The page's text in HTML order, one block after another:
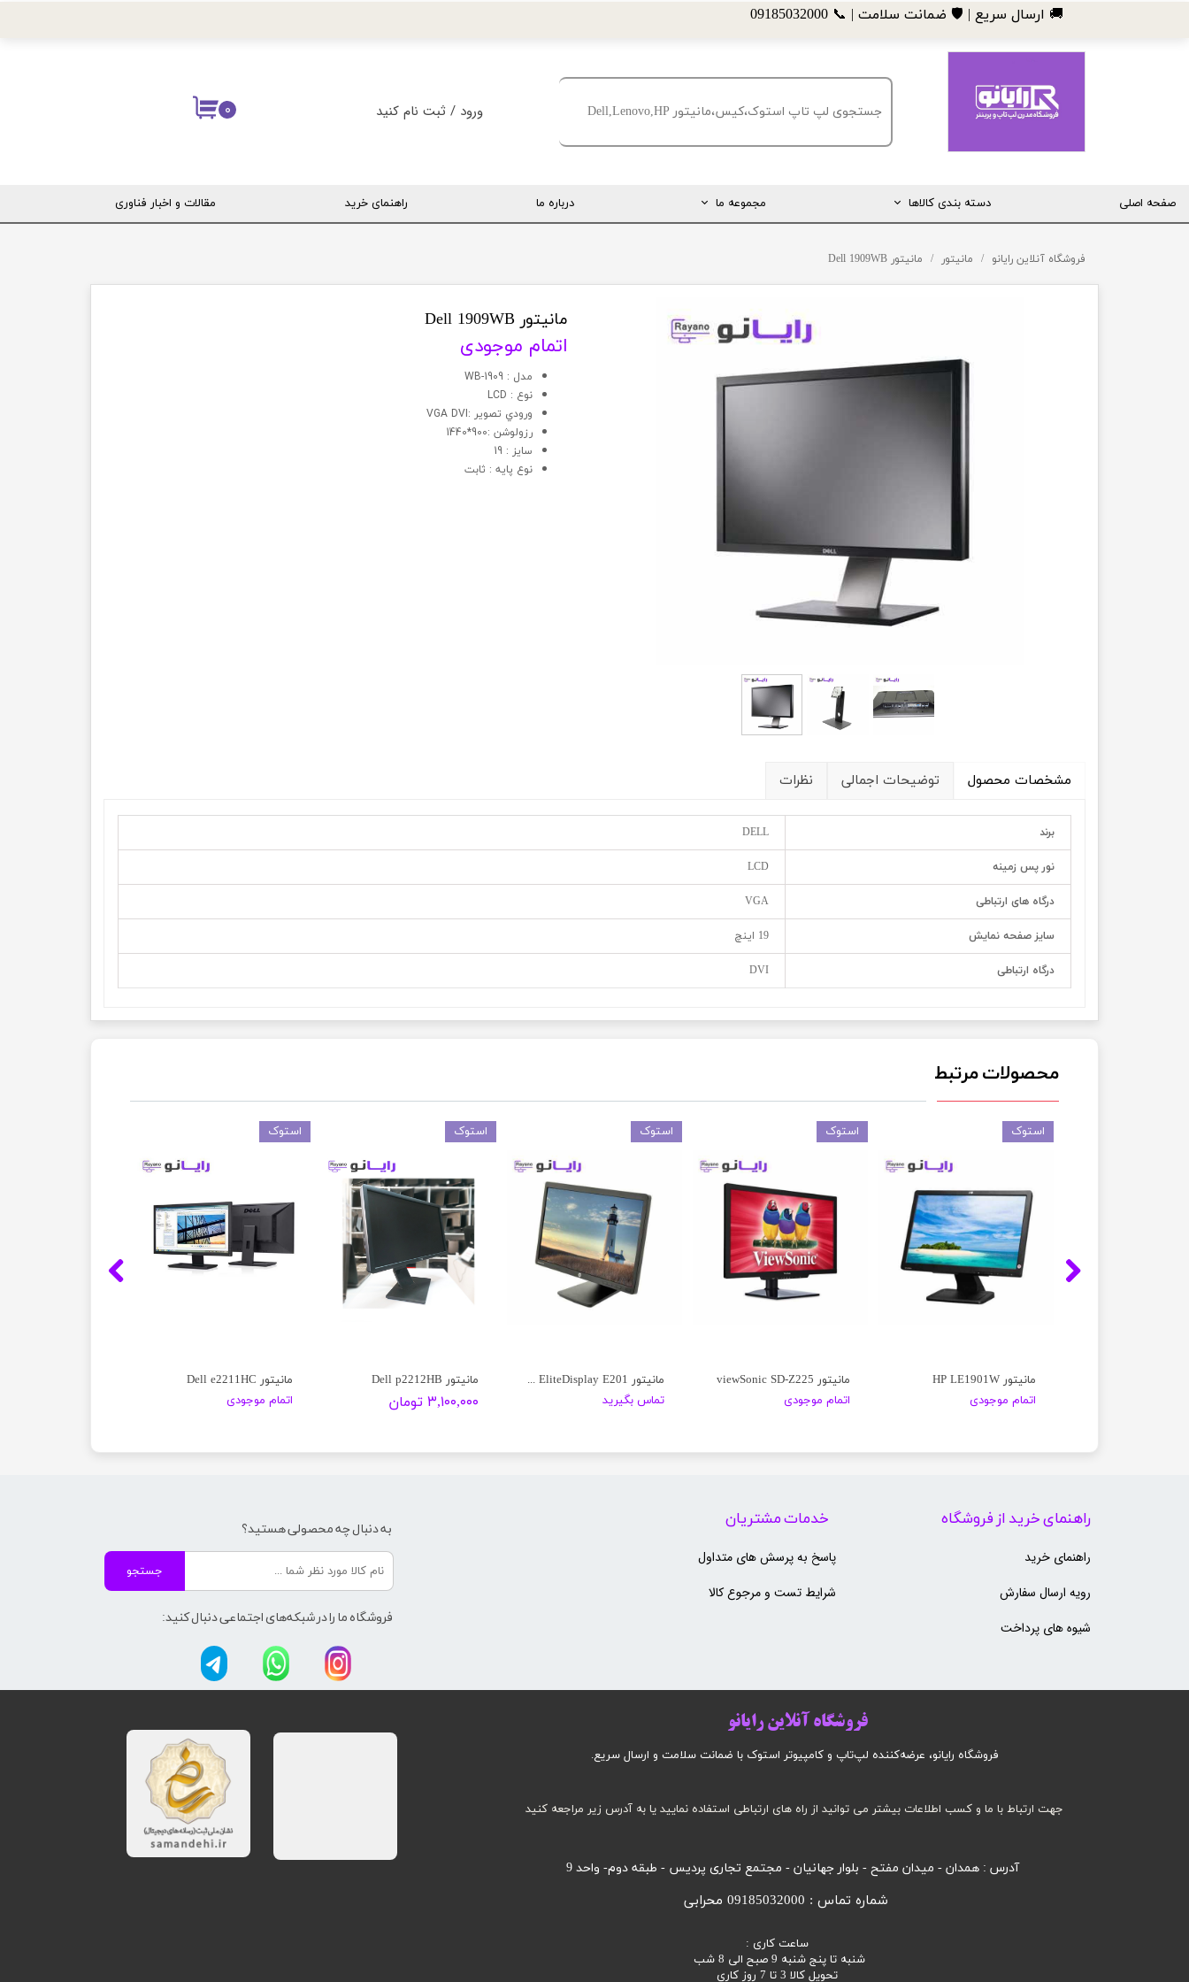
۰ ورود / ثبت نام کنید
صفحه اصلی دسته بندی کالاها
لپ تاپ
ماشین های اداری (پرینتر، کپی و ...)
مجموعه ما
اینستاگرام
تلگرام
تماس با ما
درخواست پشتیبانی
درباره ما راهنمای خرید مقالات و اخبار فناوری
​🚚 ارسال سریع | 🛡️ ضمانت سلامت | 📞 09185032000
فروشگاه آنلاین رایانو مانیتور مانیتور Dell 1909WB
مانیتور Dell 1909WB
اتمام موجودی
مدل : WB-1909
نوع : LCD
ورودي تصوير :VGA DVI
رزولوشن :900*1440
سايز : 19
نوع پايه : ثابت
مشخصات محصول توضیحات اجمالی نظرات
برند DELL
نور پس زمینه LCD
درگاه های ارتباطی VGA
سایز صفحه نمایش 19 اینچ
درگاه ارتباطی DVI
محصولات مرتبط
مانیتور Dell e2211HC
اتمام موجودی
استوک
مانیتور Dell p2212HB
۳,۱۰۰,۰۰۰ تومان
استوک
مانیتور HP EliteDisplay E201
تماس بگیرید
استوک
مانیتور viewSonic SD-Z225
اتمام موجودی
استوک
مانیتور HP LE1901W
اتمام موجودی
استوک
جهت ارتباط با ما و کسب اطلاعات بیشتر می توانید از راه های ارتباطی استفاده نمایید یا به آدرس زیر مراجعه کنید
آدرس : همدان - میدان مفتح - بلوار جهانیان - مجتمع تجاری پردیس - طبقه دوم- واحد 9
ساعت کاری :
شنبه تا پنج شنبه 9 صبح الی 8 شب
تحویل کالا 3 تا 7 روز کاری
شماره تماس : 09185032000 محرابی
فروشگاه رایانو، عرضه‌کننده لپ‌تاپ و کامپیوتر استوک با ضمانت سلامت و ارسال سریع.​​​​​​​​​​​​​​
فروشگاه آنلاین رایانو
راهنمای خرید از فروشگاه خدمات مشتریان به دنبال چه محصولی هستید؟
جستجو
فروشگاه ما را در شبکه‌های اجتماعی دنبال کنید:
رویه ارسال سفارش
راهنمای خرید
شیوه های پرداخت
پاسخ به پرسش های متداول
شرایط تست و مرجوع کالا